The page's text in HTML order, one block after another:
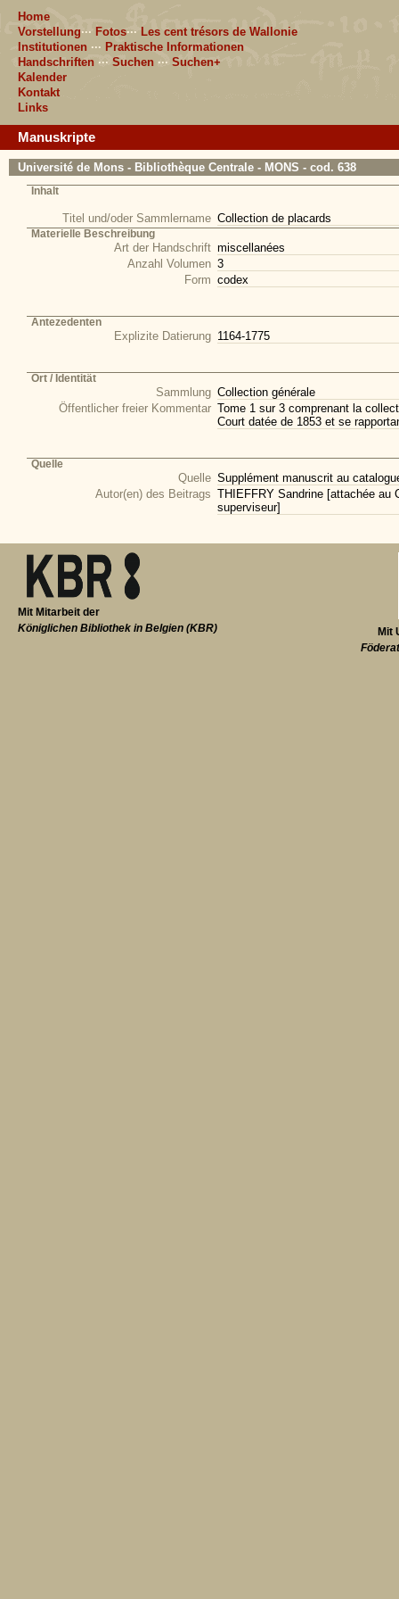
Home
Vorstellung··· Fotos··· Les cent trésors de Wallonie
Institutionen ··· Praktische Informationen
Handschriften ··· Suchen ··· Suchen+
Kalender
Kontakt
Links
Manuskripte
Université de Mons - Bibliothèque Centrale - MONS - cod. 638
Inhalt
Titel und/oder Sammlername Collection de placards
Materielle Beschreibung
Art der Handschrift miscellanées
Anzahl Volumen 3
Form codex
Antezedenten
Explizite Datierung 1164-1775
Ort / Identität
Sammlung Collection générale
Öffentlicher freier Kommentar Tome 1 sur 3 comprenant la
Court datée de 1853 et se
Quelle
Quelle Supplément manuscrit au
Autor(en) des Beitrags THIEFFRY Sandrine [attachée au
superviseur]
Mit
Mit Mitarbeit der
Königlichen Bibliothek in Belgien (KBR)